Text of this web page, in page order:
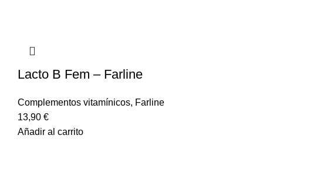
Lacto B Fem – Farline
Complementos vitamínicos, Farline
13,90 €
Añadir al carrito